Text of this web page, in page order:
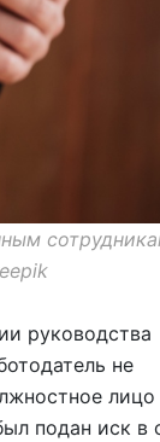
руководства
не
лицо
подан иск в